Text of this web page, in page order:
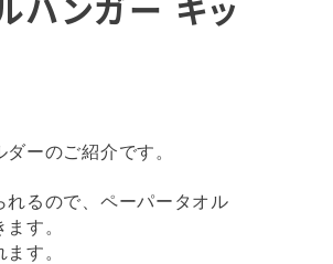
ーのご紹介です。
るので、ペーパータオル
す。
す。